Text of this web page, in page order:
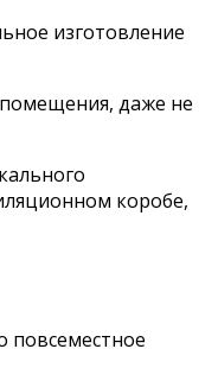
изготовление
даже не
коробе,
повсеместное